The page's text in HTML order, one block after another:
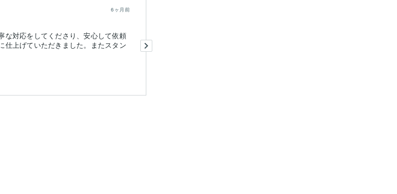
6ヶ月前
な対応をしてくださり、安心して依頼
仕上げていただきました。またスタン